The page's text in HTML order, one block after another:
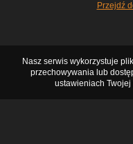
Przejdź
Nasz serwis wykorzystuje
przechowywania lub
ustawieniach